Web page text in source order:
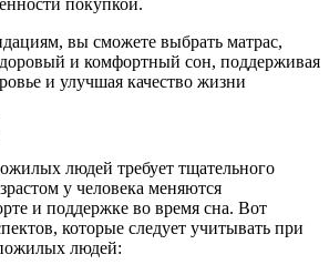
вы сможете выбрать матрас,
и комфортный сон, поддерживая
и улучшая качество жизни
людей требует тщательного
у человека меняются
и поддержке во время сна. Вот
которые следует учитывать при
людей: